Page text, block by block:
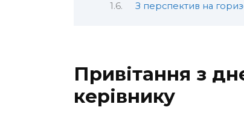
З перспектив на
Привітання з
керівнику